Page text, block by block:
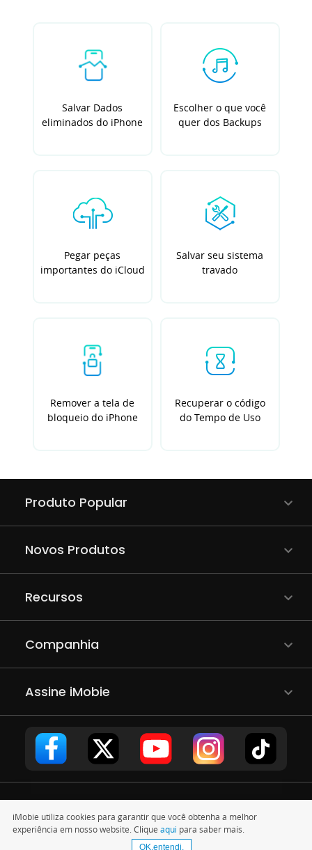
iMobie utiliza cookies para garantir que você obtenha a melhor
experiência em nosso website. Clique aqui para saber mais.
OK,entendi.
Salvar Dados
eliminados do iPhone
Escolher o que você
quer dos Backups
Pegar peças
importantes do iCloud
Salvar seu sistema
travado
Remover a tela de
bloqueio do iPhone
Recuperar o código
do Tempo de Uso
Produto Popular
Novos Produtos
Recursos
Companhia
Assine iMobie
reservados.Política de Privacidade|EULA| Termos de uso
Mapa do site